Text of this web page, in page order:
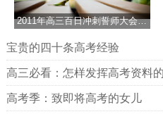
2011年高三百日冲刺誓师大会程序
宝贵的四十条高考经验
高三必看：怎样发挥高考资料
高考季：致即将高考的女儿